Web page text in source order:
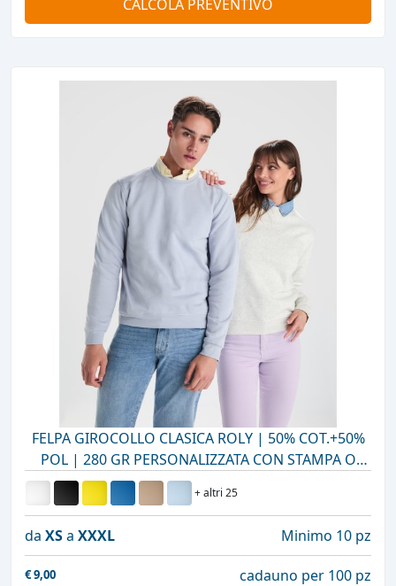
CALCOLA PREVENTIVO
FELPA GIROCOLLO CLASICA ROLY | 50% COT.+50%
POL | 280 GR PERSONALIZZATA CON STAMPA O
RICAMO
+ altri 25
da XSa XXXL Minimo 10 pz
€9,00
cadauno per 100 pz